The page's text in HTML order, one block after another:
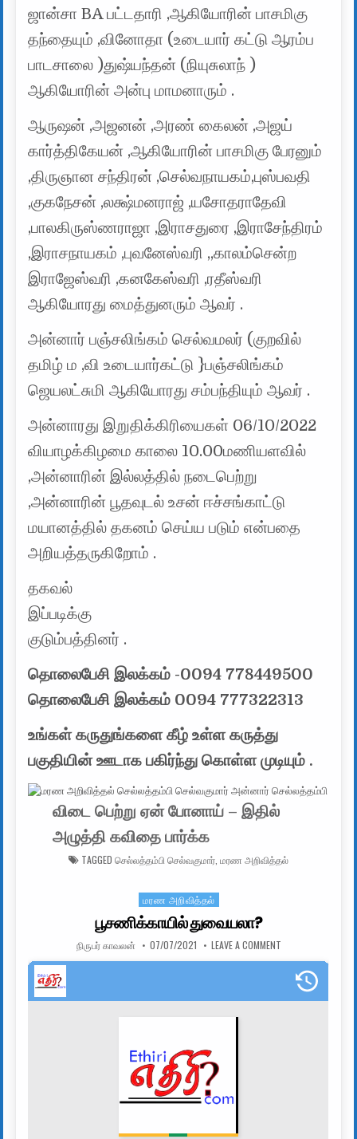
ஜான்சா BA பட்டதாரி ,ஆகியோரின் பாசமிகு
தந்தையும் ,வினோதா (உடையார் கட்டு ஆரம்ப
பாடசாலை )துஷ்யந்தன் (நியுசுலாந் )
ஆகியோரின் அன்பு மாமனாரும் .
ஆருஷன் ,அஜனன் ,அரண் கைலன் ,அஜய்
கார்த்திகேயன் ,ஆகியோரின் பாசமிகு பேரனும்
,திருஞான சந்திரன் ,செல்வநாயகம்,புஸ்பவதி
,குகநேசன் ,லக்ஷ்மனராஜ் ,யசோதராதேவி
,பாலகிருஸ்ணராஜா ,இராசதுரை ,இராசேந்திரம்
,இராசநாயகம் ,புவனேஸ்வரி ,,காலம்சென்ற
இராஜேஸ்வரி ,கனகேஸ்வரி ,ரதீஸ்வரி
ஆகியோரது மைத்துனரும் ஆவர் .
அன்னார் பஞ்சலிங்கம் செல்வமலர் (குறவில்
தமிழ் ம ,வி உடையார்கட்டு }பஞ்சலிங்கம்
ஜெயலட்சுமி ஆகியோரது சம்பந்தியும் ஆவர் .
அன்னாரது இறுதிக்கிரியைகள் 06/10/2022
வியாழக்கிழமை காலை 10.00மணியளவில்
,அன்னாரின் இல்லத்தில் நடைபெற்று
,அன்னாரின் பூதவுடல் உசன் ஈச்சங்காட்டு
மயானத்தில் தகனம் செய்ய படும் என்பதை
அறியத்தருகிறோம் .
தகவல்
இப்படிக்கு
குடும்பத்தினர் .
தொலைபேசி இலக்கம் -0094 778449500
தொலைபேசி இலக்கம் 0094 777322313
உங்கள் கருதுங்களை கீழ் உள்ள கருத்து
பகுதியின் ஊடாக பகிர்ந்து கொள்ள முடியும் .
விடை பெற்று ஏன் போனாய் – இதில்
அழுத்தி கவிதை பார்க்க
TAGGED செல்லத்தம்பி செல்வகுமார் மரண அறிவித்தல்
Posted in
மரண அறிவித்தல்
பூசணிக்காயில் துவையலா?
AUTHOR:
நிருபர் காவலன் PUBLISHED DATE:
07/07/2021 LEAVE A COMMENTON பூசணிக்காயில்